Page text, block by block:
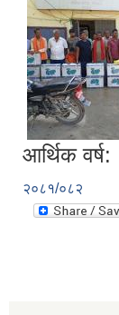
आर्थिक वर्ष:
२०८१/०८२